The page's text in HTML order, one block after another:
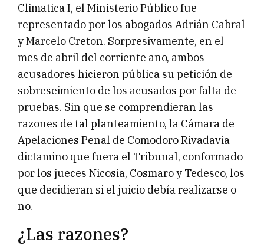
Climatica I, el Ministerio Público fue
representado por los abogados Adrián Cabral
y Marcelo Creton. Sorpresivamente, en el
mes de abril del corriente año, ambos
acusadores hicieron pública su petición de
sobreseimiento de los acusados por falta de
pruebas. Sin que se comprendieran las
razones de tal planteamiento, la Cámara de
Apelaciones Penal de Comodoro Rivadavia
dictamino que fuera el Tribunal, conformado
por los jueces Nicosia, Cosmaro y Tedesco, los
que decidieran si el juicio debía realizarse o
no.
¿Las razones?